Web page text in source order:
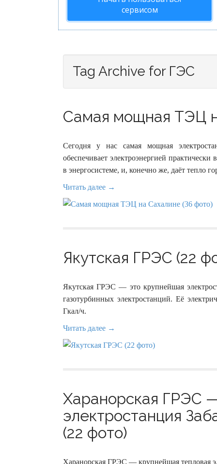
сервисом
Tag Archive for ГЭС
Самая мощная ТЭЦ
Сегодня у нас самая мощная
обеспечивает электроэнергией
в энергосистеме, и, конечно же, даёт тепло
Читать далее →
Якутская ГРЭС (22
Якутская ГРЭС — это крупнейшая
газотурбинных электростанций. Её
Гкал/ч.
Читать далее →
Харанорская ГРЭС
электростанция
(22 фото)
Харанорская ГРЭС — крупнейшая тепловая